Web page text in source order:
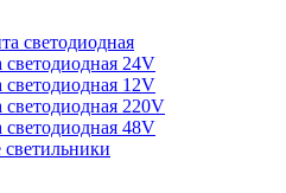
светодиодная
светодиодная 24V
светодиодная 12V
светодиодная 220V
светодиодная 48V